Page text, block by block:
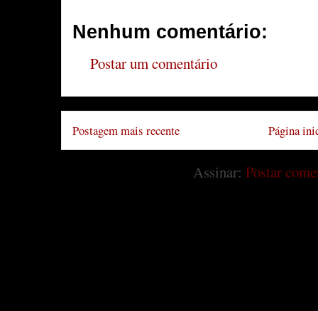
Nenhum comentário:
Postar um comentário
Postagem mais recente Página
Assinar: Postar